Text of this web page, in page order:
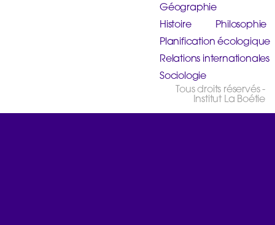
Géographie
Histoire
Philosophie
Planification écologique
Relations internationales
Sociologie
Tous droits réservés -
Institut La Boétie